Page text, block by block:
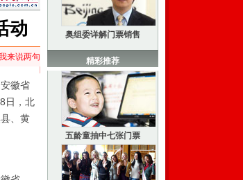
动
来说两句
徽省
日，北
、黄
奥组委详解门票销售
精彩推荐
五龄童抽中七张门票